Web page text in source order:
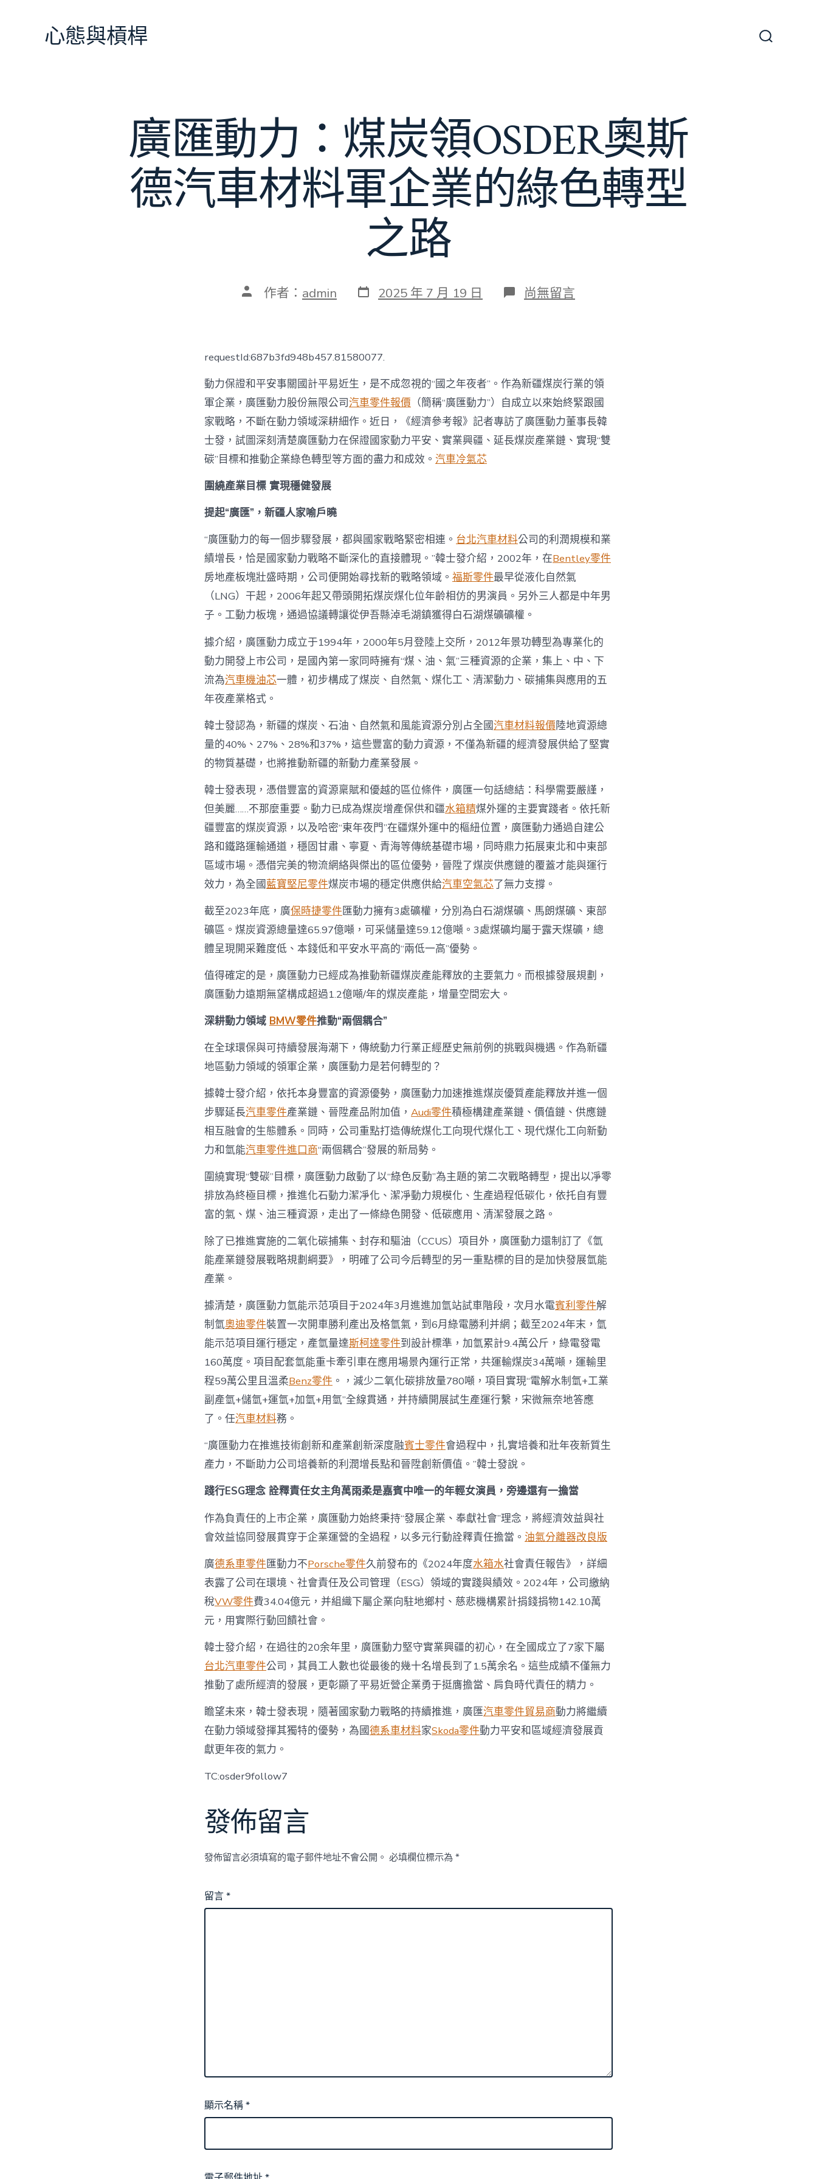
心態與槓桿
廣匯動力：煤炭領OSDER奧斯
德汽車材料軍企業的綠色轉型
之路
文 作者： admin 發
表
2025 年 7 月 19 日 在
〈廣
領
OSDER
奧
斯
德
汽
車
綠
色
轉
型
之
路〉
中
尚無留言
requestId:687b3fd948b457.81580077.
動力保證和平安事關國計平易近生，是不成忽視的“國之年夜者”。作為新疆煤炭行業的領
軍企業，廣匯動力股份無限公司汽車零件報價 （簡稱“廣匯動力”）自成立以來始終緊跟國
家戰略，不斷在動力領域深耕細作。近日，《經濟參考報》記者專訪了廣匯動力董事長韓
士發，試圖深刻清楚廣匯動力在保證國家動力平安、實業興疆、延長煤炭產業鏈、實現“雙
碳”目標和推動企業綠色轉型等方面的盡力和成效。 汽車冷氣芯
圍繞產業目標 實現穩健發展
提起“廣匯”，新疆人家喻戶曉
“廣匯動力的每一個步驟發展，都與國家戰略緊密相連。 台北汽車材料公司的利潤規模和業
績增長，恰是國家動力戰略不斷深化的直接體現。”韓士發介紹，2002年，在Bentley零件
房地產板塊壯盛時期，公司便開始尋找新的戰略領域。 福斯零件最早從液化自然氣
（LNG）干起，2006年起又帶頭開拓煤炭煤化位年齡相仿的男演員。另外三人都是中年男
子。工動力板塊，通過協議轉讓從伊吾縣淖毛湖鎮獲得白石湖煤礦礦權。
據介紹，廣匯動力成立于1994年，2000年5月登陸上交所，2012年景功轉型為專業化的
動力開發上市公司，是國內第一家同時擁有“煤、油、氣”三種資源的企業，集上、中、下
流為汽車機油芯一體，初步構成了煤炭、自然氣、煤化工、清潔動力、碳捕集與應用的五
年夜產業格式。
韓士發認為，新疆的煤炭、石油、自然氣和風能資源分別占全國汽車材料報價陸地資源總
量的40%、27%、28%和37%，這些豐富的動力資源，不僅為新疆的經濟發展供給了堅實
的物質基礎，也將推動新疆的新動力產業發展。
韓士發表現，憑借豐富的資源稟賦和優越的區位條件，廣匯一句話總結：科學需要嚴謹，
但美麗……不那麼重要。動力已成為煤炭增產保供和疆水箱精煤外運的主要實踐者。依托新
疆豐富的煤炭資源，以及哈密“東年夜門”在疆煤外運中的樞紐位置，廣匯動力通過自建公
路和鐵路運輸通道，穩固甘肅、寧夏、青海等傳統基礎市場，同時鼎力拓展東北和中東部
區域市場。憑借完美的物流網絡與傑出的區位優勢，晉陞了煤炭供應鏈的覆蓋才能與運行
效力，為全國藍寶堅尼零件煤炭市場的穩定供應供給汽車空氣芯了無力支撐。
截至2023年底，廣保時捷零件匯動力擁有3處礦權，分別為白石湖煤礦、馬朗煤礦、東部
礦區。煤炭資源總量達65.97億噸，可采儲量達59.12億噸。3處煤礦均屬于露天煤礦，總
體呈現開采難度低、本錢低和平安水平高的“兩低一高”優勢。
值得確定的是，廣匯動力已經成為推動新疆煤炭產能釋放的主要氣力。而根據發展規劃，
廣匯動力遠期無望構成超過1.2億噸/年的煤炭產能，增量空間宏大。
深耕動力領域 BMW零件推動“兩個耦合”
在全球環保與可持續發展海潮下，傳統動力行業正經歷史無前例的挑戰與機遇。作為新疆
地區動力領域的領軍企業，廣匯動力是若何轉型的？
據韓士發介紹，依托本身豐富的資源優勢，廣匯動力加速推進煤炭優質產能釋放并進一個
步驟延長汽車零件產業鏈、晉陞產品附加值， Audi零件積極構建產業鏈、價值鏈、供應鏈
相互融會的生態體系。同時，公司重點打造傳統煤化工向現代煤化工、現代煤化工向新動
力和氫能汽車零件進口商“兩個耦合”發展的新局勢。
圍繞實現“雙碳”目標，廣匯動力啟動了以“綠色反動”為主題的第二次戰略轉型，提出以凈零
排放為終極目標，推進化石動力潔凈化、潔凈動力規模化、生產過程低碳化，依托自有豐
富的氣、煤、油三種資源，走出了一條綠色開發、低碳應用、清潔發展之路。
除了已推進實施的二氧化碳捕集、封存和驅油（CCUS）項目外，廣匯動力還制訂了《氫
能產業鏈發展戰略規劃綱要》，明確了公司今后轉型的另一重點標的目的是加快發展氫能
產業。
據清楚，廣匯動力氫能示范項目于2024年3月進進加氫站試車階段，次月水電賓利零件解
制氫奧迪零件裝置一次開車勝利產出及格氫氣，到6月綠電勝利并網；截至2024年末，氫
能示范項目運行穩定，產氫量達斯柯達零件到設計標準，加氫累計9.4萬公斤，綠電發電
160萬度。項目配套氫能重卡牽引車在應用場景內運行正常，共運輸煤炭34萬噸，運輸里
程59萬公里且溫柔Benz零件 。，減少二氧化碳排放量780噸，項目實現“電解水制氫+工業
副產氫+儲氫+運氫+加氫+用氫”全線貫通，并持續開展試生產運行繫，宋微無奈地答應
了。任汽車材料務。
“廣匯動力在推進技術創新和產業創新深度融賓士零件會過程中，扎實培養和壯年夜新質生
產力，不斷助力公司培養新的利潤增長點和晉陞創新價值。”韓士發說。
踐行ESG理念 詮釋責任女主角萬雨柔是嘉賓中唯一的年輕女演員，旁邊還有一擔當
作為負責任的上市企業，廣匯動力始終秉持“發展企業、奉獻社會”理念，將經濟效益與社
會效益協同發展貫穿于企業運營的全過程，以多元行動詮釋責任擔當。 油氣分離器改良版
廣德系車零件匯動力不Porsche零件久前發布的《2024年度水箱水社會責任報告》，詳細
表露了公司在環境、社會責任及公司管理（ESG）領域的實踐與績效。2024年，公司繳納
稅VW零件費34.04億元，并組織下屬企業向駐地鄉村、慈悲機構累計捐錢捐物142.10萬
元，用實際行動回饋社會。
韓士發介紹，在過往的20余年里，廣匯動力堅守實業興疆的初心，在全國成立了7家下屬
台北汽車零件公司，其員工人數也從最後的幾十名增長到了1.5萬余名。這些成績不僅無力
推動了處所經濟的發展，更彰顯了平易近營企業勇于挺膺擔當、肩負時代責任的精力。
瞻望未來，韓士發表現，隨著國家動力戰略的持續推進，廣匯汽車零件貿易商動力將繼續
在動力領域發揮其獨特的優勢，為國德系車材料家Skoda零件動力平安和區域經濟發展貢
獻更年夜的氣力。
TC:osder9follow7
發佈留言
發佈留言必須填寫的電子郵件地址不會公開。 必填欄位標示為 *
留言*
顯示名稱*